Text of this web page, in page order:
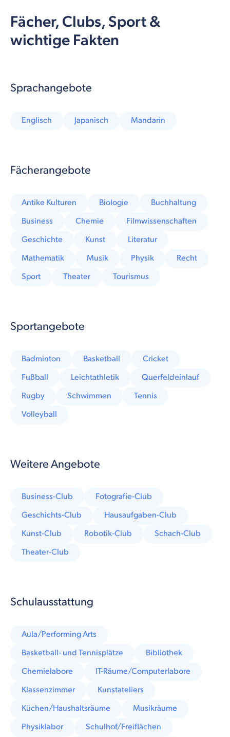
Fächer, Clubs, Sport &
wichtige Fakten
Sprachangebote
Englisch Japanisch Mandarin
Fächerangebote
Antike Kulturen Biologie
Buchhaltung
Business
Chemie
Filmwissenschaften
Geschichte
Kunst
Literatur
Mathematik
Musik Physik
Recht
Sport
Theater Tourismus
Sportangebote
Badminton Basketball
Cricket
Fußball
Leichtathletik
Querfeldeinlauf
Rugby
Schwimmen
Tennis
Volleyball
Weitere Angebote
Business-Club
Fotografie-Club
Geschichts-Club
Hausaufgaben-Club
Kunst-Club
Robotik-Club
Schach-Club
Theater-Club
Schulausstattung
Aula/Performing Arts
Basketball- und Tennisplätze
Bibliothek
Chemielabore
IT-Räume/Computerlabore
Klassenzimmer
Kunstateliers
Küchen/Haushaltsräume
Musikräume
Physiklabor
Schulhof/Freiflächen